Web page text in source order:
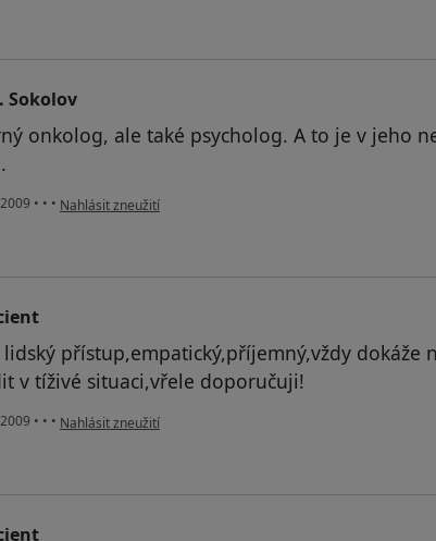
Sokolov
onkolog, ale také psycholog. A to je v jeho
• • • podle názoru uživatele Y.L. Sokolov
Nahlásit zneužití
přístup,empatický,příjemný,vždy dokáže
v tíživé situaci,vřele doporučuji!
• • • podle názoru uživatele Pacient
Nahlásit zneužití